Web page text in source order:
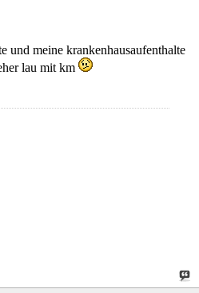
und meine krankenhausaufenthalte
lau mit km